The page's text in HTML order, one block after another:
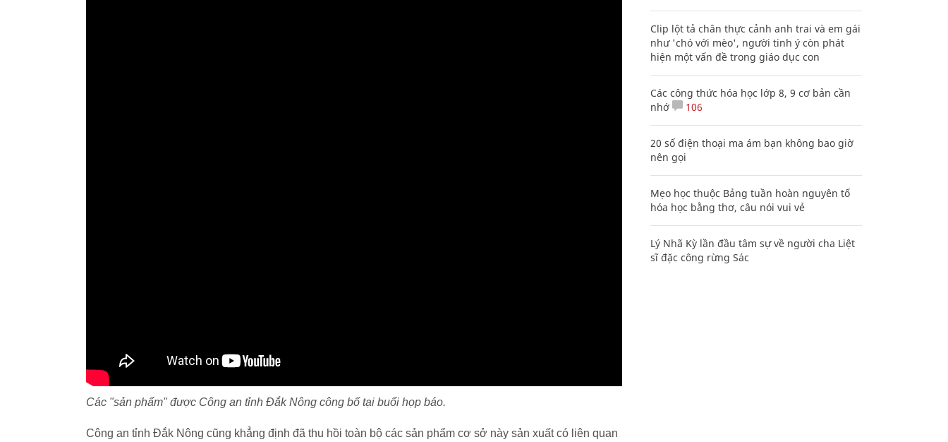
Các "sản phẩm" được Công an tỉnh Đắk Nông công bố tại buổi họp báo.
Công an tỉnh Đắk Nông cũng khẳng định đã thu hồi toàn bộ các sản phẩm cơ sở này sản xuất có liên quan
Clip lột tả chân thực cảnh anh trai và em gái
như 'chó với mèo', người tinh ý còn phát
hiện một vấn đề trong giáo dục con
Các công thức hóa học lớp 8, 9 cơ bản cần
nhớ
106
20 số điện thoại ma ám bạn không bao giờ
nên gọi
Mẹo học thuộc Bảng tuần hoàn nguyên tố
hóa học bằng thơ, câu nói vui vẻ
Lý Nhã Kỳ lần đầu tâm sự về người cha Liệt
sĩ đặc công rừng Sác